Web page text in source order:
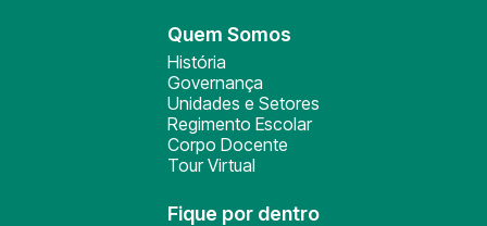
Quem Somos
História
Governança
Unidades e Setores
Regimento Escolar
Corpo Docente
Tour Virtual
Fique por dentro